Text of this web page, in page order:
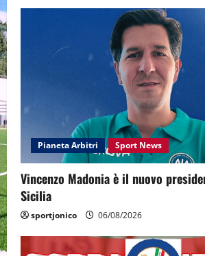
Pianeta Arbitri Sport News
Vincenzo Madonia è il nuovo
Sicilia
sportjonico 06/08/2026